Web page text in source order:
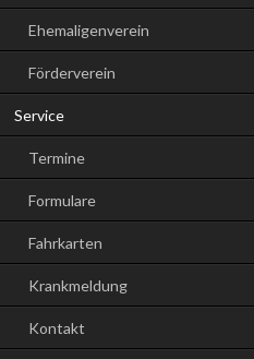
Ehemaligenverein
Förderverein
Service
Termine
Formulare
Fahrkarten
Krankmeldung
Kontakt